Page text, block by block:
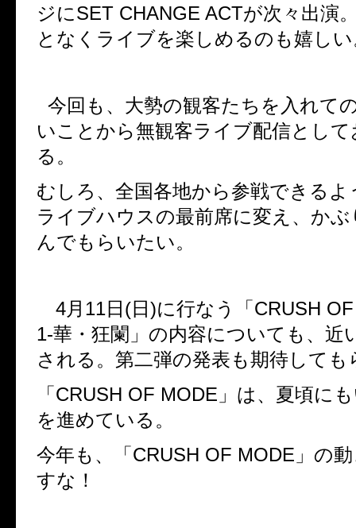
ジにSET CHANGE ACTが次々出演
となくライブを楽しめるのも嬉し
今回も、大勢の観客たちを入れて
いことから無観客ライブ配信とし
る。
むしろ、全国各地から参戦できるよ
ライブハウスの最前席に変え、か
んでもらいたい。
4月 11日 (日 )に行なう「 CRUSH
1-華・狂闌」の内容についても、近
される。第二弾の発表も期待しても
「 CRUSH OF MODE 」は、夏頃に
を進めている。
今年も、「 CRUSH OF MODE 」の
すな！